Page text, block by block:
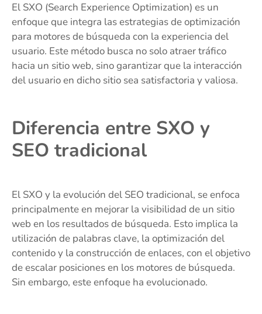
El SXO (Search Experience Optimization) es un
enfoque que integra las estrategias de optimización
para motores de búsqueda con la experiencia del
usuario. Este método busca no solo atraer tráfico
hacia un sitio web, sino garantizar que la interacción
del usuario en dicho sitio sea satisfactoria y valiosa.
Diferencia entre SXO y
SEO tradicional
El SXO y la evolución del SEO tradicional, se enfoca
principalmente en mejorar la visibilidad de un sitio
web en los resultados de búsqueda. Esto implica la
utilización de palabras clave, la optimización del
contenido y la construcción de enlaces, con el objetivo
de escalar posiciones en los motores de búsqueda.
Sin embargo, este enfoque ha evolucionado.